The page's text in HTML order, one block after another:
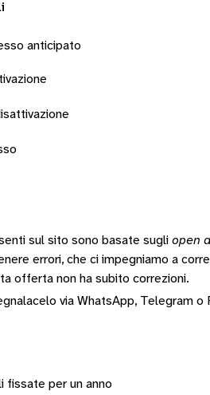
anticipato
sul sito sono basate sugli open
errori, che ci impegniamo a
offerta non ha subito correzioni.
via WhatsApp, Telegram o
fissate per un anno